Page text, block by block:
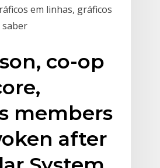
em linhas, gráficos
saber
co-op
members
after